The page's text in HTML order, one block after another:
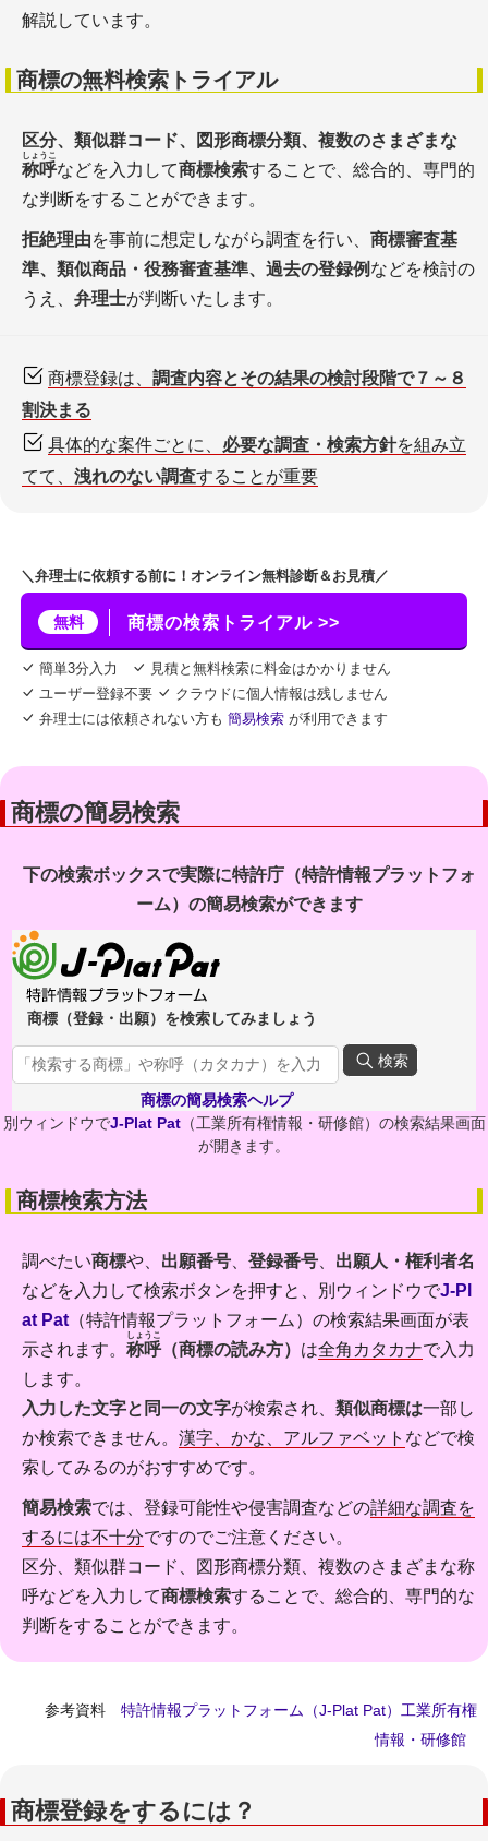
解説しています。
商標の無料検索トライアル
区分、類似群コード、図形商標分類、複数のさまざまな
称呼
しょうこ
などを入力して商標検索することで、総合的、専門的
な判断をすることができます。
拒絶理由を事前に想定しながら調査を行い、 商標審査基
準、類似商品・役務審査基準、過去の登録例 などを検討の
うえ、 弁理士が判断いたします。
商標登録は、 調査内容とその結果の検討段階で７～８
割決まる
具体的な案件ごとに、 必要な調査・検索方針を組み立
てて、 洩れのない調査することが重要
＼弁理士に依頼する前に！オンライン無料診断＆お見積／
無料 商標の検索トライアル >>
簡単3分入力
見積と無料検索に料金はかかりません
ユーザー登録不要
クラウドに個人情報は残しません
弁理士には依頼されない方も 簡易検索 が利用できます
商標の簡易検索
下の検索ボックスで実際に特許庁（特許情報プラットフォ
ーム）の簡易検索ができます
商標（登録・出願）を検索してみましょう
検索
商標の簡易検索ヘルプ
別ウィンドウでJ-Plat Pat（工業所有権情報・研修館）の検索結果画面
が開きます。
商標検索方法
調べたい商標や、 出願番号 登録番号
出願人・権利者名
などを入力して検索ボタンを押すと、別ウィンドウでJ-Pl
at Pat （特許情報プラットフォーム）の検索結果画面が表
示されます。 称呼
しょうこ
（商標の読み方） は全角カタカナで入力
します。
入力した文字と同一の文字が検索され、 類似商標は一部し
か検索できません。 漢字、かな、アルファベット などで検
索してみるのがおすすめです。
簡易検索では、登録可能性や侵害調査などの詳細な調査を
するには不十分ですのでご注意ください。
区分、類似群コード、図形商標分類、複数のさまざまな称
呼などを入力して商標検索することで、総合的、専門的な
判断をすることができます。
参考資料 特許情報プラットフォーム（J-Plat Pat）工業所有権
情報・研修館
商標登録をするには？